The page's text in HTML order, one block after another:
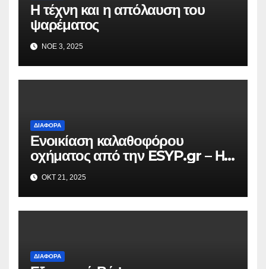
Η τέχνη και η απόλαυση του
ψαρέματος
ΝΟΈ 3, 2025
ΔΙΆΦΟΡΑ
Ενοικίαση καλαθοφόρου
οχήματος από την ESYP.gr – Η
αξιόπιστη λύση για κάθε εργασία
σε ύψος
ΟΚΤ 21, 2025
ΔΙΆΦΟΡΑ